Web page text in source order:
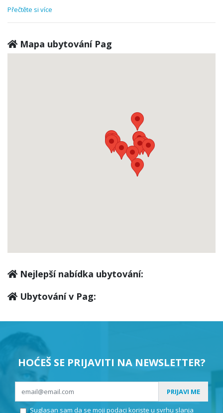
Přečtěte si více
Mapa ubytování Pag
Nejlepší nabídka ubytování:
Ubytování v Pag:
HOĆEŠ SE PRIJAVITI NA NEWSLETTER?
PRIJAVI ME
Suglasan sam da se moji podaci koriste u svrhu slanja